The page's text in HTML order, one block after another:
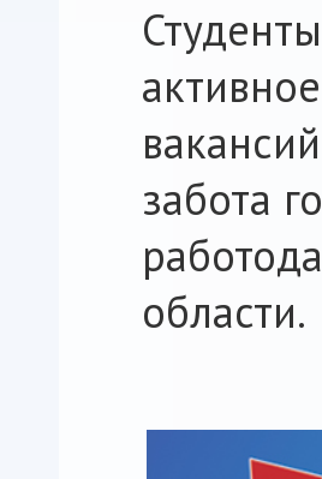
забота
области.